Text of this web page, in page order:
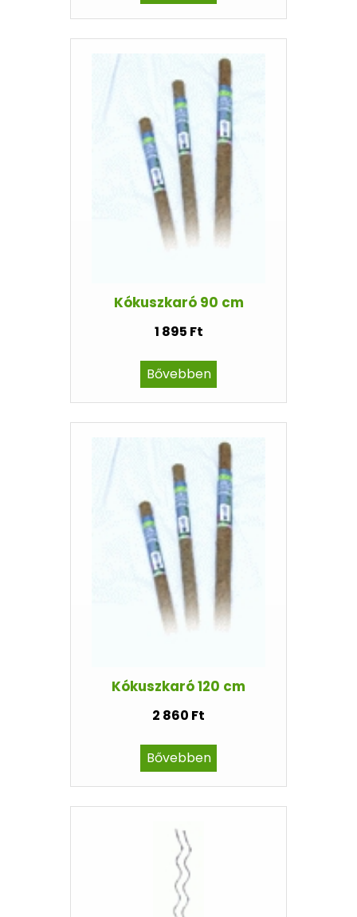
Kókuszkaró 90 cm
1 895 Ft
Bővebben
Kókuszkaró 120 cm
2 860 Ft
Bővebben